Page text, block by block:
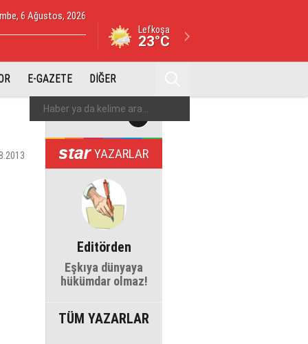
6 Ağustos, 2026
Lefkoşa
23°C
E-GAZETE DİĞER
YAZARLAR
Editörden
Eşkıya dünyaya
hükümdar olmaz!
TÜM YAZARLAR